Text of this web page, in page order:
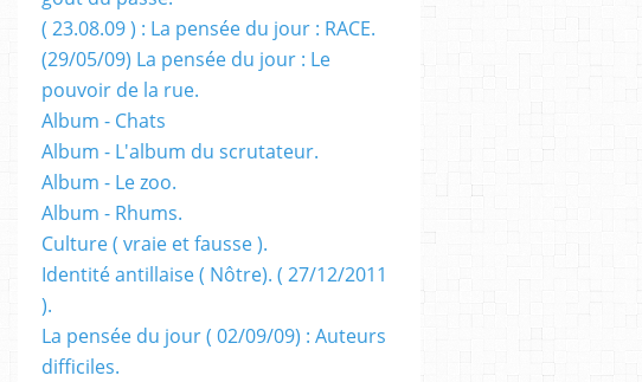
( 23.08.09 ) : La pensée du jour : RACE.
(29/05/09) La pensée du jour : Le
pouvoir de la rue.
Album - Chats
Album - L'album du scrutateur.
Album - Le zoo.
Album - Rhums.
Culture ( vraie et fausse ).
Identité antillaise ( Nôtre). ( 27/12/2011
).
La pensée du jour ( 02/09/09) : Auteurs
difficiles.